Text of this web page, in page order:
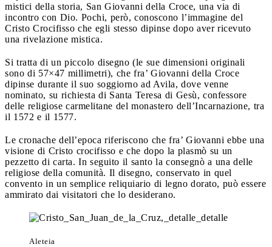
mistici della storia, San Giovanni della Croce, una via di
incontro con Dio. Pochi, però, conoscono l’immagine del
Cristo Crocifisso che egli stesso dipinse dopo aver ricevuto
una rivelazione mistica.
Si tratta di un piccolo disegno (le sue dimensioni originali
sono di 57×47 millimetri), che fra’ Giovanni della Croce
dipinse durante il suo soggiorno ad Avila, dove venne
nominato, su richiesta di Santa Teresa di Gesù, confessore
delle religiose carmelitane del monastero dell’Incarnazione, tra
il 1572 e il 1577.
Le cronache dell’epoca riferiscono che fra’ Giovanni ebbe una
visione di Cristo crocifisso e che dopo la plasmò su un
pezzetto di carta. In seguito il santo la consegnò a una delle
religiose della comunità. Il disegno, conservato in quel
convento in un semplice reliquiario di legno dorato, può essere
ammirato dai visitatori che lo desiderano.
Aleteia